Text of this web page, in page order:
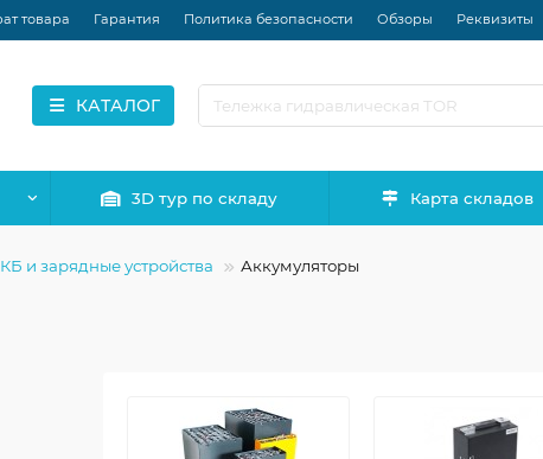
товара Гарантия Политика безопасности Обзоры Реквизиты
КАТАЛОГ
3D тур по складу Карта складов
и зарядные устройства Аккумуляторы